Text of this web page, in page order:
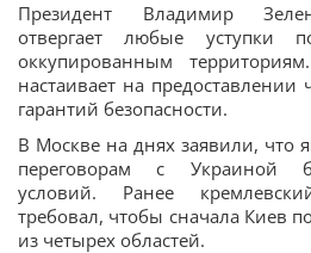
Президент Владимир
отвергает любые
оккупированным
настаивает на
гарантий безопасности.
В Москве на днях заявили, что
переговорам с Украиной
условий. Ранее
требовал, чтобы сначала Киев
из четырех областей.